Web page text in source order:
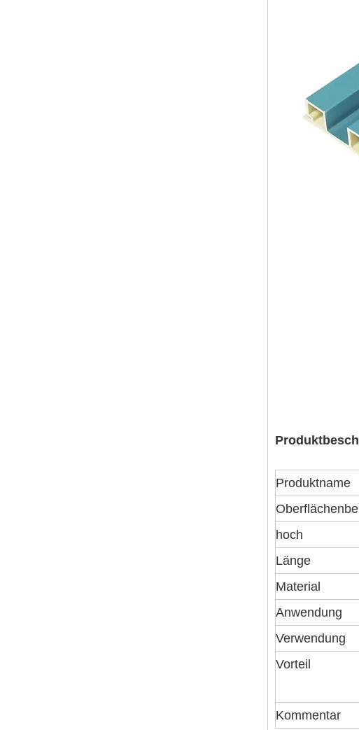
Produktname
hoch
Länge
Material
Anwendung
Verwendung
Vorteil
Kommentar